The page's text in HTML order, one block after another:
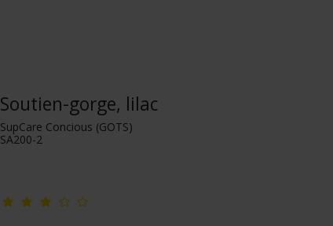
Soutien-gorge, lilac
SupCare Concious (GOTS)
SA200-2